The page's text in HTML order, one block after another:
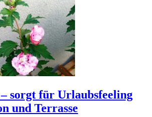
sorgt für Urlaubsfeeling
und Terrasse